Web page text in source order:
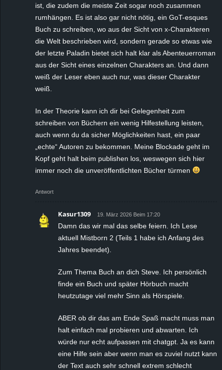
ist, die zudem die meiste Zeit sogar noch zusammen
rumhängen. Es ist also gar nicht nötig, ein GoT-esques
Buch zu schreiben, wo aus der Sicht von x-Charakteren
die Welt beschrieben wird, sondern gerade so etwas wie
der letzte Paladin bietet sich halt klar als Abenteuerroman
aus der Sicht eines einzelnen Charakters an. Und dann
weiß der Leser eben auch nur, was dieser Charakter
weiß.
In der Theorie kann ich dir bei Gelegenheit zum
schreiben von Büchern ein wenig Hilfestellung leisten,
auch wenn du da sicher Möglichkeiten hast, ein paar
„echte“ Autoren zu bekommen. Meine Blockade geht im
Kopf geht halt beim publishen los, weswegen sich hier
immer noch die unveröffentlichten Bücher türmen
Antwort
Kasur1309 19. März 2026 Beim 17:20
Damn das wir mal das selbe feiern. Ich Lese
aktuell Mistborn 2 (Teils 1 habe ich Anfang des
Jahres beendet).
Zum Thema Buch an dich Steve. Ich persönlich
finde ein Buch und später Hörbuch macht
heutzutage viel mehr Sinn als Hörspiele.
ABER ob dir das am Ende Spaß macht muss man
halt einfach mal probieren und abwarten. Ich
würde nur echt aufpassen mit chatgpt. Ja es kann
eine Hilfe sein aber wenn man es zuviel nutzt kann
der Text auch sehr schnell extrem schlecht